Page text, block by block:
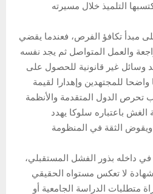
التلميذ خلال مسيرته
مبدأ تكافؤ الفرص، فعندما يقضي
والعمل المتواصل ثم يجد نفسه
غير قانونية للحصول على
للمجتهدين وإهدارا لقيمة
تحرص الدول المتقدمة والأنظمة
الغش باعتباره سلوكا يهدد
ويقوض الثقة في المنظومة
داخله بذور الفشل المستقبلي،
لا تعكس مستواه الحقيقي
متطلبات الدراسة الجامعية أو